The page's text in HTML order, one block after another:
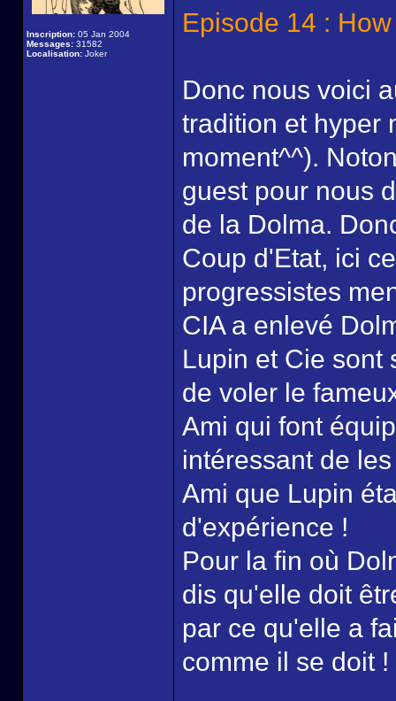
Inscription: 05 Jan 2004
Messages: 31582
Localisation: Joker
Episode 14 :
Donc nous voici
tradition et hyper
moment^^).
guest pour nous
de la Dolma.
Coup d'Etat, ici
progressistes
CIA a enlevé
Lupin et Cie sont
de voler le
Ami qui font
intéressant de
Ami que Lupin
d'expérience !
Pour la fin où
dis qu'elle doit
par ce qu'elle a
comme il se doit !